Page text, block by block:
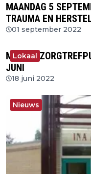
MAANDAG 5
TRAUMA EN
01 september 2022
Lokaal
JUNI
18 juni 2022
Nieuws